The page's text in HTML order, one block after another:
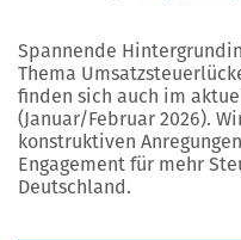
Spannende
Thema
finden sich auch im
(Januar/Februar 2026).
konstruktiven
Engagement für mehr
Deutschland.